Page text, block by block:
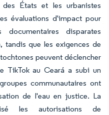
des États et les urbanistes
évaluations d'impact pour
disparates
tandis que les exigences de
peuvent déclencher
TikTok au Ceará a subi un
communautaires ont
de l'eau en justice. La
les autorisations de